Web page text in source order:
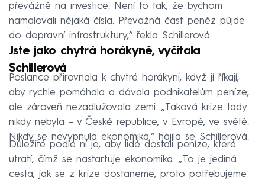
převážně na investice. Není to tak, že bychom
namalovali nějaká čísla. Převážná část peněz půjde
do dopravní infrastruktury,“ řekla Schillerová.
Jste jako chytrá horákyně, vyčítala
Schillerová
Poslance přirovnala k chytré horákyni, když jí říkají,
aby rychle pomáhala a dávala podnikatelům peníze,
ale zároveň nezadlužovala zemi. „Taková krize tady
nikdy nebyla – v České republice, v Evropě, ve světě.
Nikdy se nevypnula ekonomika,“ hájila se Schillerová.
Důležité podle ní je, aby lidé dostali peníze, které
utratí, čímž se nastartuje ekonomika. „To je jediná
cesta, jak se z krize dostaneme, proto potřebujeme